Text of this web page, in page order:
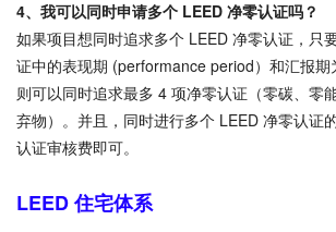
4、 我可以同时申请多个 LEED 净零认证吗？
如果项目想同时追求多个 LEED 净零认证，只
证中的表现期 (performance period）和汇报期
则可以同时追求最多 4 项净零认证（零碳、零
弃物）。并且，同时进行多个 LEED 净零认证
认证审核费即可。
LEED 住宅体系